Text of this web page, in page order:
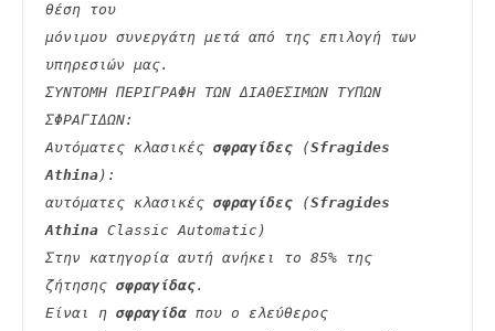
θέση του
μόνιμου συνεργάτη μετά από της επιλογή των
υπηρεσιών μας.
ΣΥΝΤΟΜΗ ΠΕΡΙΓΡΑΦΗ ΤΩΝ ΔΙΑΘΕΣΙΜΩΝ ΤΥΠΩΝ
ΣΦΡΑΓΙΔΩΝ:
Αυτόματες κλασικές σφραγίδες (Sfragides
Athina):
αυτόματες κλασικές σφραγίδες (Sfragides
Athina Classic Automatic)
Στην κατηγορία αυτή ανήκει το 85% της
ζήτησης σφραγίδας.
Είναι η σφραγίδα που ο ελεύθερος